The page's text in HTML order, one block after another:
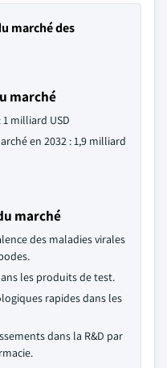
marché des
marché
milliard USD
en 2032 : 1,9 milliard
marché
des maladies virales
les produits de test.
rapides dans les
dans la R&D par